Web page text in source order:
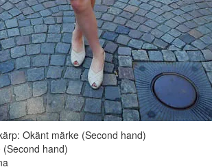
Okänt märke (Second hand)
hand)